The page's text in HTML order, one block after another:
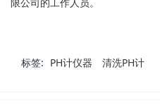
标签: PH计仪器 清洗PH计